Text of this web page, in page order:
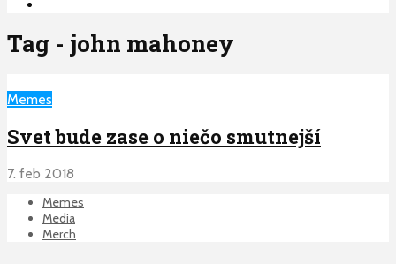
Tag - john mahoney
Memes
Svet bude zase o niečo smutnejší
7. feb 2018
Memes
Media
Merch